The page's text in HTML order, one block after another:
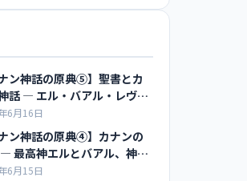
ナン神話の原典⑤】聖書とカ
話 ― エル・バアル・レヴィ
のつながりを解説
6月16日
ナン神話の原典④】カナンの
最高神エルとバアル、神々
を解説
6月15日